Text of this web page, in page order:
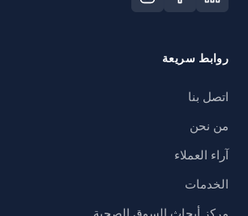
روابط سريعة
اتصل بنا
من نحن
آراء العملاء
الخدمات